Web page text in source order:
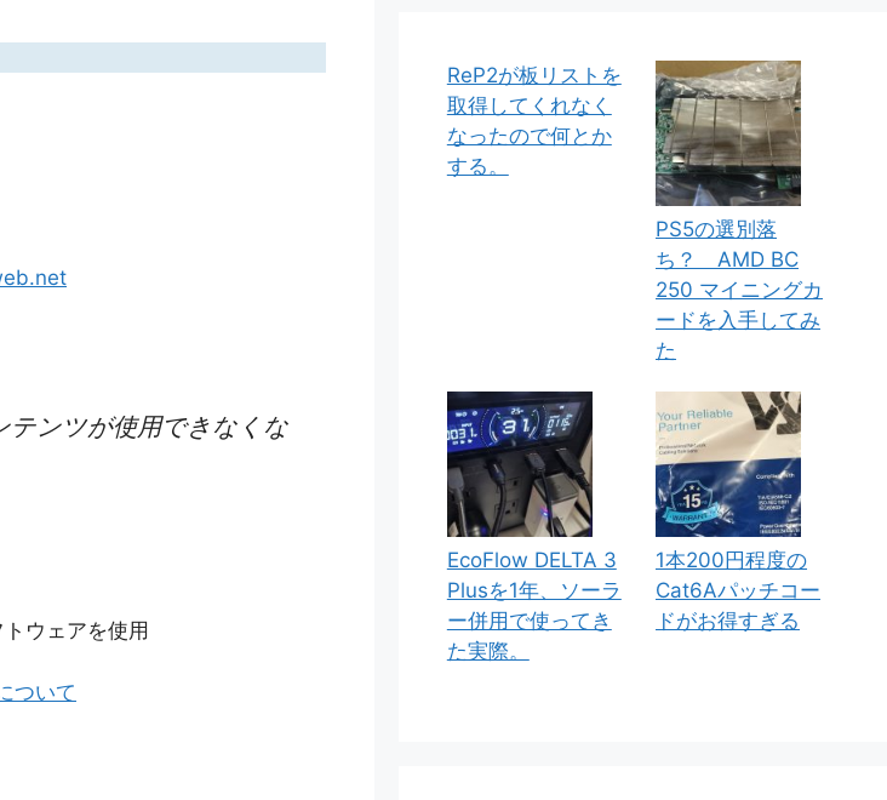
ンツが使用できなくな
ウェアを使用
ついて
ReP2が板リストを
取得してくれなく
なったので何とか
する。
PS5の選別落
ち？ AMD BC
250 マイニングカ
ードを入手してみ
た
EcoFlow DELTA 3
Plusを1年、ソーラ
ー併用で使ってき
た実際。
1本200円程度の
Cat6Aパッチコー
ドがお得すぎる